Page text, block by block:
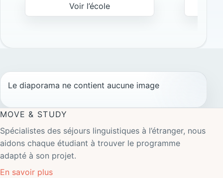
Voir l’école
Le diaporama ne contient aucune image
MOVE & STUDY
Spécialistes des séjours linguistiques à l’étranger, nous
aidons chaque étudiant à trouver le programme
adapté à son projet.
En savoir plus